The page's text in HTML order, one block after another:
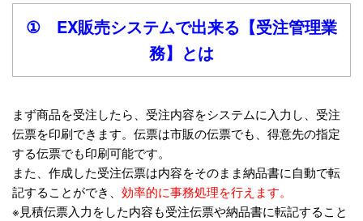
① EX販売システムで出来る【受注管理業
務】とは
まず商品を受注したら、受注内容をシステムに入力し、受注
伝票を印刷できます。 伝票は市販の伝票でも、得意先の指定
する伝票でも印刷可能です。
また、作成した受注伝票は内容をそのまま納品書に自動で転
記することができ、 効率的に事務処理を行えます。
※見積伝票入力をした内容も受注伝票や納品書に転記すること